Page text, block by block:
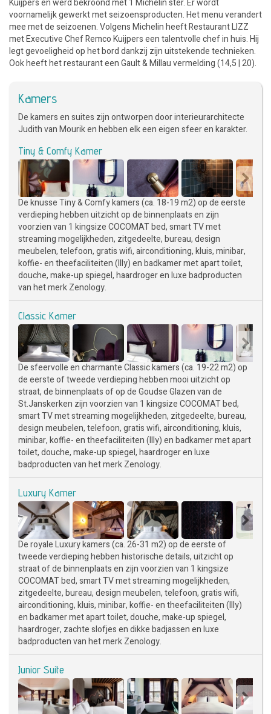
Kuijpers en werd bekroond met 1 Michelin ster. Er wordt
voornamelijk gewerkt met seizoensproducten. Het menu verandert
mee met de seizoenen. Volgens Michelin heeft Restaurant LIZZ
met Executive Chef Remco Kuijpers een talentvolle chef in huis. Hij
legt gevoeligheid op het bord dankzij zijn uitstekende technieken.
Ook heeft het restaurant een Gault & Millau vermelding (14,5 | 20).
Kamers
De kamers en suites zijn ontworpen door interieurarchitecte
Judith van Mourik en hebben elk een eigen sfeer en karakter.
Tiny & Comfy Kamer
De knusse Tiny & Comfy kamers (ca. 18-19 m2) op de eerste
verdieping hebben uitzicht op de binnenplaats en zijn
voorzien van 1 kingsize COCOMAT bed, smart TV met
streaming mogelijkheden, zitgedeelte, bureau, design
meubelen, telefoon, gratis wifi, airconditioning, kluis, minibar,
koffie- en theefaciliteiten (Illy) en badkamer met apart toilet,
douche, make-up spiegel, haardroger en luxe badproducten
van het merk Zenology.
Classic Kamer
De sfeervolle en charmante Classic kamers (ca. 19-22 m2) op
de eerste of tweede verdieping hebben mooi uitzicht op
straat, de binnenplaats of op de Goudse Glazen van de
St.Janskerken zijn voorzien van 1 kingsize COCOMAT bed,
smart TV met streaming mogelijkheden, zitgedeelte, bureau,
design meubelen, telefoon, gratis wifi, airconditioning, kluis,
minibar, koffie- en theefaciliteiten (Illy) en badkamer met apart
toilet, douche, make-up spiegel, haardroger en luxe
badproducten van het merk Zenology.
Luxury Kamer
De royale Luxury kamers (ca. 26-31 m2) op de eerste of
tweede verdieping hebben historische details, uitzicht op
straat of de binnenplaats en zijn voorzien van 1 kingsize
COCOMAT bed, smart TV met streaming mogelijkheden,
zitgedeelte, bureau, design meubelen, telefoon, gratis wifi,
airconditioning, kluis, minibar, koffie- en theefaciliteiten (Illy)
en badkamer met apart toilet, douche, make-up spiegel,
haardroger, zachte slofjes en dikke badjassen en luxe
badproducten van het merk Zenology.
Junior Suite